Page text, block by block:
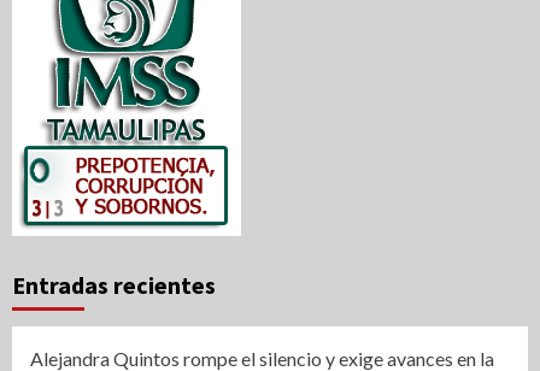
Entradas recientes
Alejandra Quintos rompe el silencio y exige avances en la